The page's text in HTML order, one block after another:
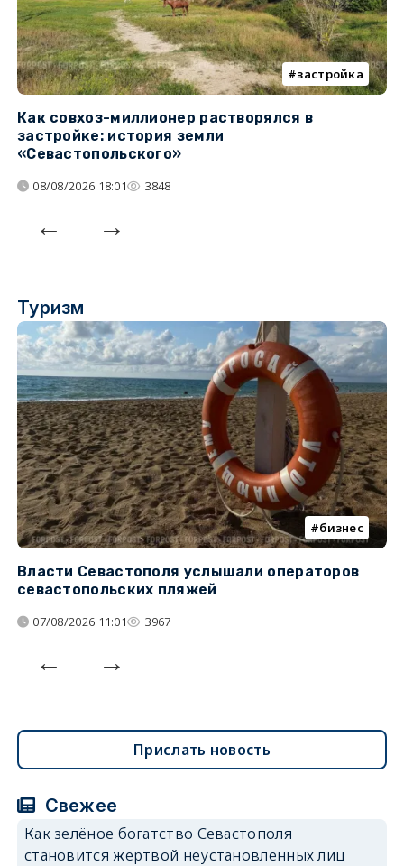
застройка
Как совхоз-миллионер растворялся в
застройке: история земли
«Севастопольского»
08/08/2026 18:01 3848
Туризм
бизнес
Власти Севастополя услышали операторов
севастопольских пляжей
07/08/2026 11:01 3967
Прислать новость
Свежее
Как зелёное богатство Севастополя
становится жертвой неустановленных лиц